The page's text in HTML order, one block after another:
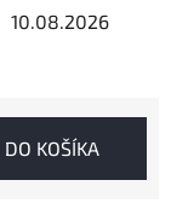
10.08.2026
DO KOŠÍKA